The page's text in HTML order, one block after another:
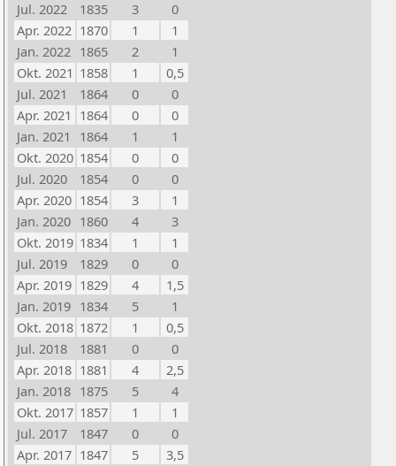
Jul. 2022
1835 3
0
Apr. 2022 1870 1
1
Jan. 2022 1865 2
1
Okt. 2021 1858 1
0,5
Jul. 2021
1864 0
0
Apr. 2021 1864 0
0
Jan. 2021
1864 1
1
Okt. 2020 1854 0
0
Jul. 2020
1854 0
0
Apr. 2020 1854 3
1
Jan. 2020 1860 4
3
Okt. 2019 1834 1
1
Jul. 2019
1829 0
0
Apr. 2019 1829 4
1,5
Jan. 2019 1834 5
1
Okt. 2018 1872 1
0,5
Jul. 2018
1881 0
0
Apr. 2018 1881 4
2,5
Jan. 2018 1875 5
4
Okt. 2017 1857 1
1
Jul. 2017
1847 0
0
Apr. 2017 1847 5
3,5